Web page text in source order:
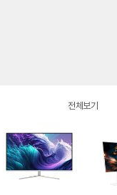
전체보기